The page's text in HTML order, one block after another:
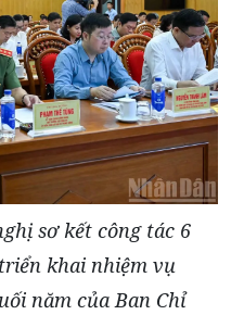
sơ kết công tác 6
khai nhiệm vụ
năm của Ban Chỉ